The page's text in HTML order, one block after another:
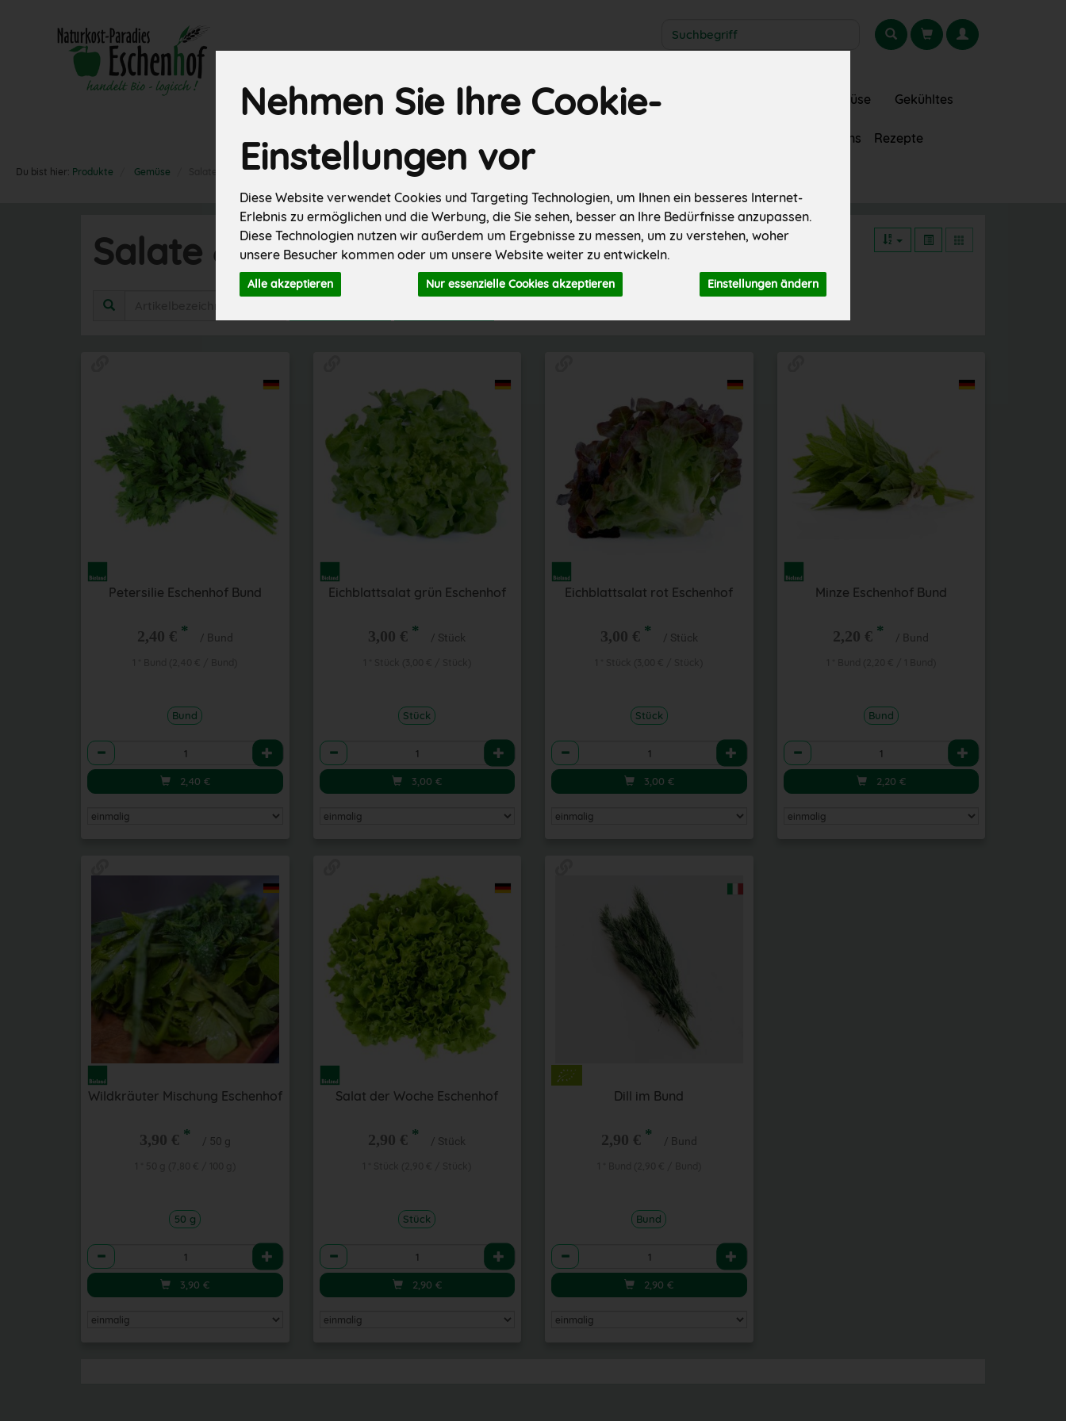
Nehmen Sie Ihre Cookie-
Einstellungen vor
Diese Website verwendet Cookies und Targeting Technologien, um Ihnen ein besseres Internet-
Erlebnis zu ermöglichen und die Werbung, die Sie sehen, besser an Ihre Bedürfnisse anzupassen.
Diese Technologien nutzen wir außerdem um Ergebnisse zu messen, um zu verstehen, woher
unsere Besucher kommen oder um unsere Website weiter zu entwickeln.
Alle akzeptieren Nur essenzielle Cookies akzeptieren Einstellungen ändern
Neues Angebote SALE Hofgemüse kiloweise Biokisten Hofeigenes Gemüse Gekühltes
Vorratskammer Über uns Rezepte
Du bist hier: Produkte Gemüse Salate & Kräuter
Salate & Kräuter 7 von 834
Petersilie Eschenhof Bund
2,40 € * / Bund
Bund
Anzahl
2,40 €
Eichblattsalat grün Eschenhof
3,00 € * / Stück
Stück
Anzahl
3,00€
Eichblattsalat rot Eschenhof
3,00 € * / Stück
Stück
Anzahl
3,00 €
Minze Eschenhof Bund
2,20 € * / Bund
Bund
Anzahl
2,20 €
Wildkräuter Mischung Eschenhof
3,90 € * / 50 g
50 g
Anzahl
3,90€
Salat der Woche Eschenhof
2,90 € * / Stück
Stück
Anzahl
2,90 €
Dill im Bund
2,90 € * / Bund
Bund
Anzahl
2,90€